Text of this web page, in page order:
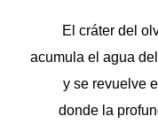
El cráter del
acumula el agua
y se revuelve
donde la